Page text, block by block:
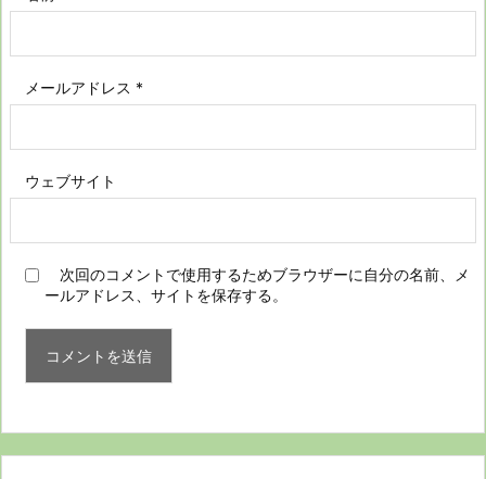
メールアドレス *
ウェブサイト
次回のコメントで使用するためブラウザーに自分の名前、メ
ールアドレス、サイトを保存する。